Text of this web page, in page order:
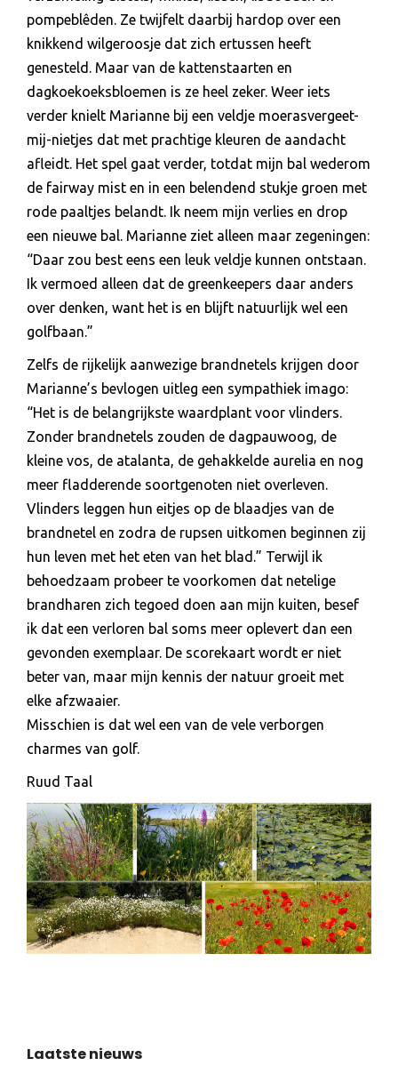
pompeblêden. Ze twijfelt daarbij hardop over een
knikkend wilgeroosje dat zich ertussen heeft
genesteld. Maar van de kattenstaarten en
dagkoekoeksbloemen is ze heel zeker. Weer iets
verder knielt Marianne bij een veldje moerasvergeet-
mij-nietjes dat met prachtige kleuren de aandacht
afleidt. Het spel gaat verder, totdat mijn bal wederom
de fairway mist en in een belendend stukje groen met
rode paaltjes belandt. Ik neem mijn verlies en drop
een nieuwe bal. Marianne ziet alleen maar zegeningen:
“Daar zou best eens een leuk veldje kunnen ontstaan.
Ik vermoed alleen dat de greenkeepers daar anders
over denken, want het is en blijft natuurlijk wel een
golfbaan.”
Zelfs de rijkelijk aanwezige brandnetels krijgen door
Marianne’s bevlogen uitleg een sympathiek imago:
“Het is de belangrijkste waardplant voor vlinders.
Zonder brandnetels zouden de dagpauwoog, de
kleine vos, de atalanta, de gehakkelde aurelia en nog
meer fladderende soortgenoten niet overleven.
Vlinders leggen hun eitjes op de blaadjes van de
brandnetel en zodra de rupsen uitkomen beginnen zij
hun leven met het eten van het blad.” Terwijl ik
behoedzaam probeer te voorkomen dat netelige
brandharen zich tegoed doen aan mijn kuiten, besef
ik dat een verloren bal soms meer oplevert dan een
gevonden exemplaar. De scorekaart wordt er niet
beter van, maar mijn kennis der natuur groeit met
elke afzwaaier.
Misschien is dat wel een van de vele verborgen
charmes van golf.
Ruud Taal
Laatste nieuws